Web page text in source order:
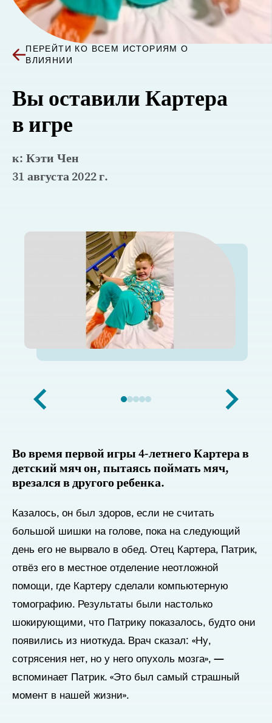
ПЕРЕЙТИ КО ВСЕМ ИСТОРИЯМ О
ВЛИЯНИИ
Вы оставили Картера
в игре
к: Кэти Чен
31 августа 2022 г.
Во время первой игры 4-летнего Картера в
детский мяч он, пытаясь поймать мяч,
врезался в другого ребенка.
Казалось, он был здоров, если не считать
большой шишки на голове, пока на следующий
день его не вырвало в обед. Отец Картера, Патрик,
отвёз его в местное отделение неотложной
помощи, где Картеру сделали компьютерную
томографию. Результаты были настолько
шокирующими, что Патрику показалось, будто они
появились из ниоткуда. Врач сказал: «Ну,
сотрясения нет, но у него опухоль мозга», —
вспоминает Патрик. «Это был самый страшный
момент в нашей жизни».